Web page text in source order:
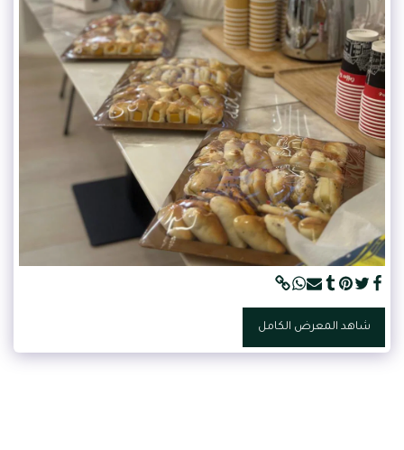
شاهد المعرض الكامل